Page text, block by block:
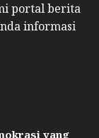
portal berita
informasi
yang